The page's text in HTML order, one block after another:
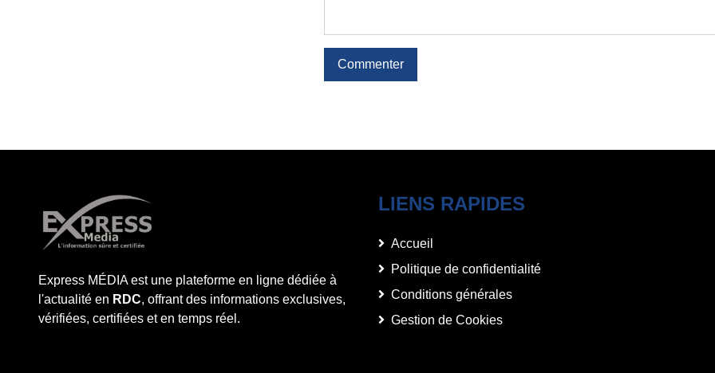
Commenter
Express MÉDIA est une plateforme en ligne dédiée à
l'actualité en RDC, offrant des informations exclusives,
vérifiées, certifiées et en temps réel.
LIENS RAPIDES
Accueil
Politique de confidentialité
Conditions générales
Gestion de Cookies